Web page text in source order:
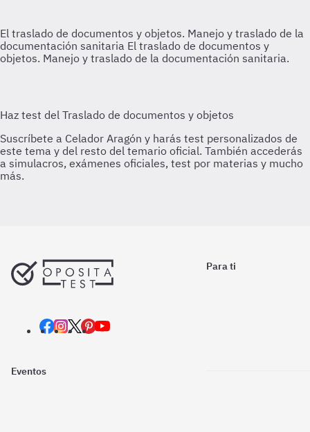
El traslado de documentos y objetos. Manejo y traslado de la
documentación sanitaria El traslado de documentos y
objetos. Manejo y traslado de la documentación sanitaria.
Para ti
Eventos